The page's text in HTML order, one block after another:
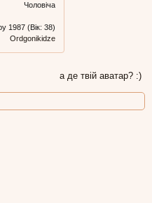
Чоловіча
1987 (Вік: 38)
Ordgonikidze
а де твій аватар? :)